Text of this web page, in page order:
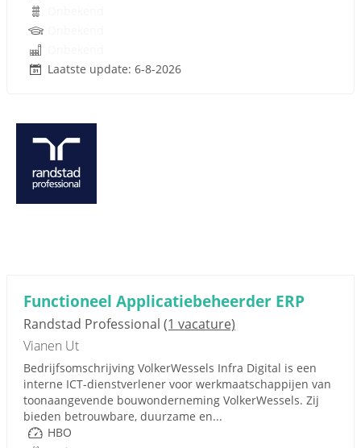
Laatste update: 6-8-2026
Functioneel Applicatiebeheerder ERP
Randstad Professional (1 vacature)
Vianen Ut
Bedrijfsomschrijving VolkerWessels Infra Digital is een
interne ICT-dienstverlener voor werkmaatschappijen van
toonaangevende bouwonderneming VolkerWessels. Zij
bieden betrouwbare, duurzame en...
HBO